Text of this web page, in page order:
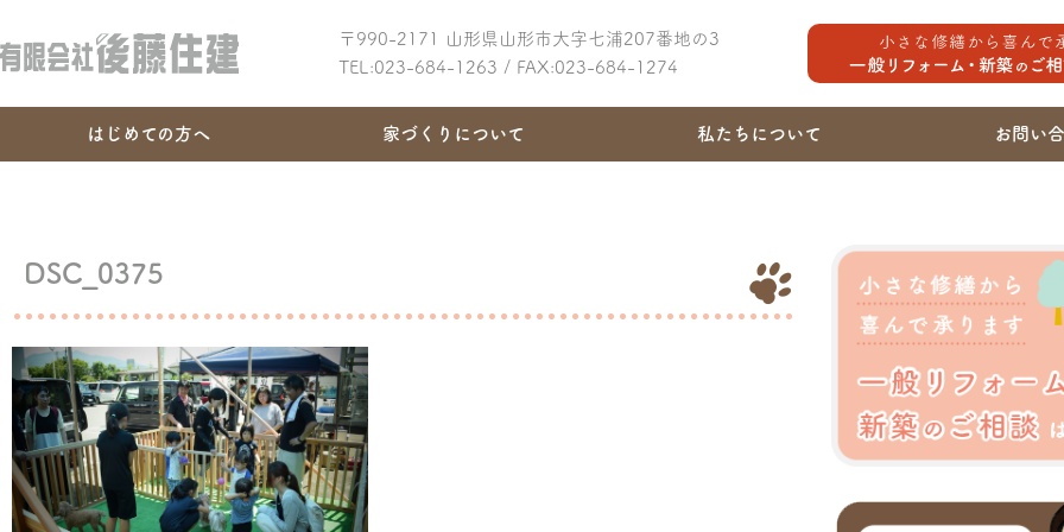
〒990-2171 山形県山形市大字七浦207番地の3
TEL:023-684-1263 / FAX:023-684-1274
はじめての方へ 家づくりについて 私たちについて お問い
DSC_0375